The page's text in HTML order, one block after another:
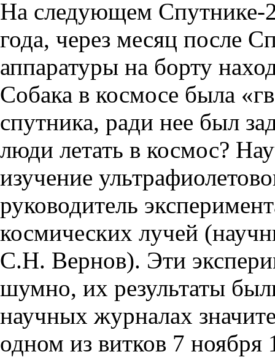
На следующем Спутнике-
года, через месяц после
аппаратуры на борту
Собака в космосе была
спутника, ради нее был
люди летать в космос?
изучение
руководитель
космических лучей
С.Н. Вернов). Эти
шумно, их результаты
научных журналах
одном из витков 7 ноября